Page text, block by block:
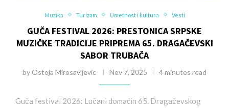
Muzika Turizam Umetnost i kultura Vesti
GUČA FESTIVAL 2026: PRESTONICA SRPSKE
MUZIČKE TRADICIJE PRIPREMA 65. DRAGAČEVSKI
SABOR TRUBAČA
by Ostoja Mirosavljevic Nov 7, 2025 4 minutes read
Guča festival 2026: Lučani domaćin 65. Dragačevskog